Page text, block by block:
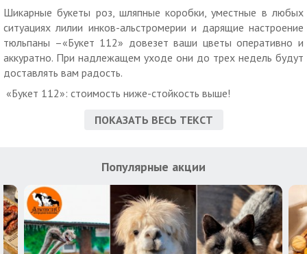
Шикарные букеты роз, шляпные коробки, уместные в любых
ситуациях лилии инков-альстромерии и дарящие настроение
тюльпаны –«Букет 112» довезет ваши цветы оперативно и
аккуратно. При надлежащем уходе они до трех недель будут
доставлять вам радость.
«Букет 112»: стоимость ниже-стойкость выше!
ПОКАЗАТЬ ВЕСЬ ТЕКСТ
Популярные акции